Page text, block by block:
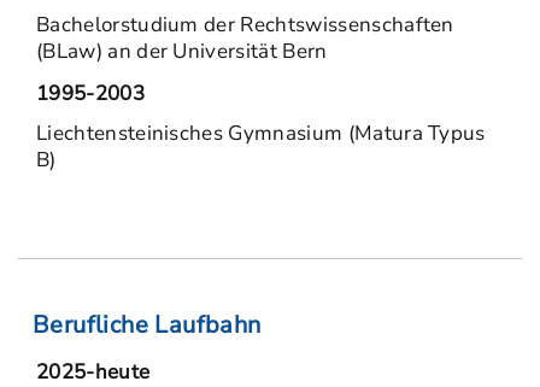
Bachelorstudium der Rechtswissenschaften
(BLaw) an der Universität Bern
1995-2003
Liechtensteinisches Gymnasium (Matura Typus
B)
Berufliche Laufbahn
2025-heute